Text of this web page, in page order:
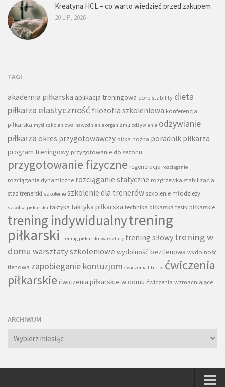
Kreatyna HCL – co warto wiedzieć przed zakupem
20 LIP, 2026
TAGI
akademia piłkarska aplikacja treningowa core stability dieta
piłkarza elastyczność filozofia szkoleniowa konferencja
piłkarska myśl szkoleniowa nawodnienie organizmu odżywianie odżywianie
piłkarza okres przygotowawczy piłka nożna poradnik piłkarza
program treningowy przygotowanie do sezonu
przygotowanie fizyczne regeneracja rozciąganie
rozciąganie dynamiczne rozciąganie statyczne rozgrzewka stabilizacja
staż trenerski szkolenie szkolenie dla trenerów szkolenie młodzieży
szkółka piłkarska taktyka taktyka piłkarska technika piłkarska testy piłkarskie
trening indywidualnytrening
piłkarski trening piłkarski warsztaty trening siłowy trening w
domu warsztaty szkoleniowe wydolność beztlenowa wydolność
tlenowa zapobieganie kontuzjom ćwiczenia fitness ćwiczenia
piłkarskie ćwiczenia piłkarskie w domu ćwiczenia wzmacniające
ARCHIWUM
Archiwum